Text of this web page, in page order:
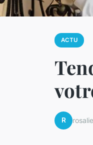
ACTU
R rosalie